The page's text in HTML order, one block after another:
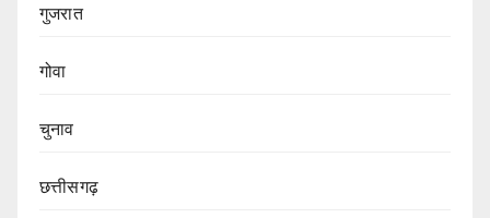
गुजरात
गोवा
चुनाव
छत्तीसगढ़